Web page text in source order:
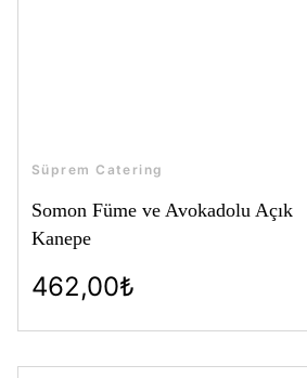
Süprem Catering
Somon Füme ve Avokadolu Açık
Kanepe
462,00₺